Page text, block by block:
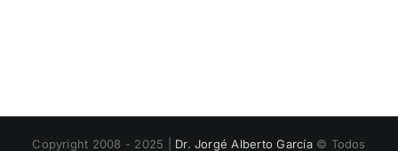
Copyright 2008 - 2025 | Dr. Jorgé Alberto García© Todos